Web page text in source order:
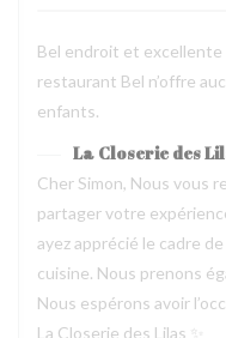
Bel endroit et excellente
restaurant Bel n’offre
enfants.
La Closerie des
Cher Simon, Nous vous
partager votre
ayez apprécié le cadre
cuisine. Nous prenons
Nous espérons avoir
La Closerie des Lilas ✨